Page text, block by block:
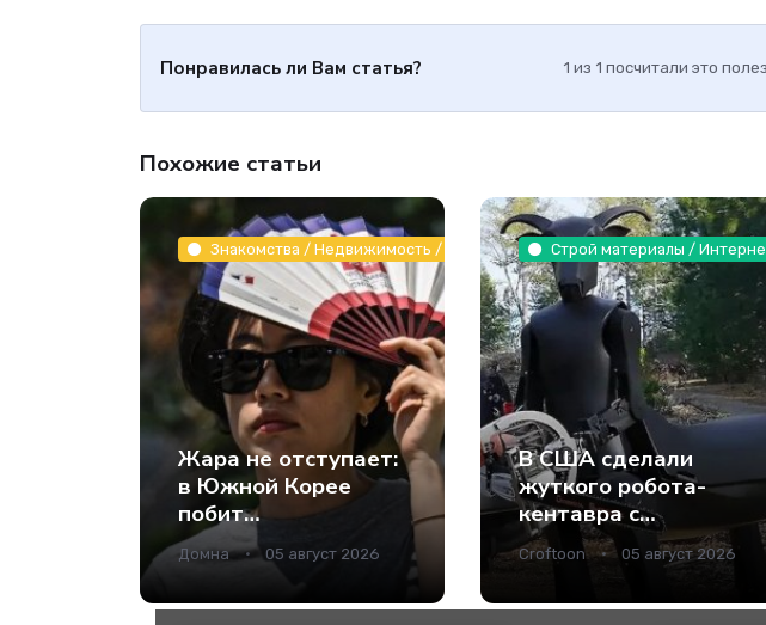
Понравилась ли Вам статья? 1 из 1 посчитали это
Похожие статьи
Знакомства / Недвижимость / Животные и растения / Интернет
Жара не отступает:
в Южной Корее
побит
температурный
рекорд за всю
историю
Домна 05 август 2026
Строй материалы /
В США сделали
жуткого робота-
кентавра с
инструментами
вместо рук - Наука.
Croftoon 05 август 2026